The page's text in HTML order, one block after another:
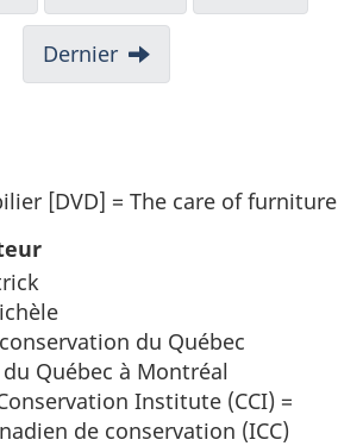
Dernier
[DVD] = The care of furniture
du Québec
Québec à Montréal
Institute (CCI) =
de conservation (ICC)